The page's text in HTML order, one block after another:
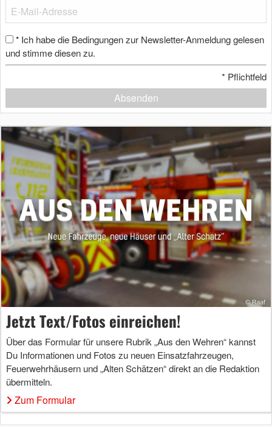
* Ich habe die Bedingungen zur Newsletter-Anmeldung gelesen
und stimme diesen zu.
* Pflichtfeld
Absenden
Jetzt Text/Fotos einreichen!
Über das Formular für unsere Rubrik „Aus den Wehren“ kannst
Du Informationen und Fotos zu neuen Einsatzfahrzeugen,
Feuerwehrhäusern und „Alten Schätzen“ direkt an die Redaktion
übermitteln.
Zum Formular